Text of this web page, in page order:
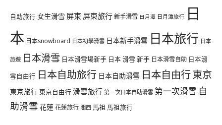
自助旅行 女生滑雪 屏東 屏東旅行新手滑雪 日月潭 日月潭旅行 日
本 日本snowboard 日本初學滑雪 日本新手滑雪 日本旅行 日本
旅遊 日本滑雪 日本滑雪場新手 日本 滑雪 新手 日本滑雪自助 日本滑
雪自由行 日本自助旅行 日本自助滑雪 日本自由行東京
東京旅行 東京自由行 滑雪旅行 第一次日本自助滑雪 第一次滑雪 自
助滑雪 花蓮花蓮旅行 關西 馬祖 馬祖旅行